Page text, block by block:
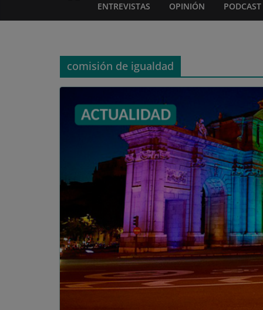
ENTREVISTAS OPINIÓN PODCAST
comisión de igualdad